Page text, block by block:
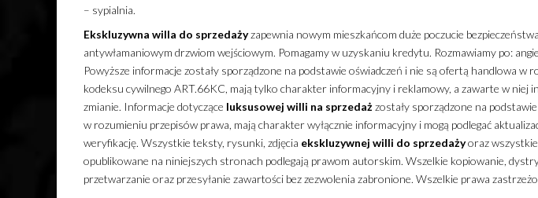
– sypialnia.
Ekskluzywna willa do sprzedażyzapewnia nowym mieszkańcom duże poczucie
antywłamaniowym drzwiom wejściowym. Pomagamy w uzyskaniu kredytu. Rozmawiamy po:
Powyższe informacje zostały sporządzone na podstawie oświadczeń i nie są ofertą handlowa w
kodeksu cywilnego ART.66KC, mają tylko charakter informacyjny i reklamowy, a zawarte w niej
zmianie. Informacje dotyczące luksusowej willi na sprzedażzostały sporządzone na
w rozumieniu przepisów prawa, mają charakter wyłącznie informacyjny i mogą podlegać
weryfikację. Wszystkie teksty, rysunki, zdjęcia ekskluzywnej willi do sprzedażyoraz
opublikowane na niniejszych stronach podlegają prawom autorskim. Wszelkie kopiowanie,
przetwarzanie oraz przesyłanie zawartości bez zezwolenia zabronione. Wszelkie prawa